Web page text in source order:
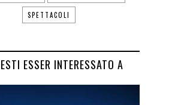
SPETTACOLI
ESSER INTERESSATO A